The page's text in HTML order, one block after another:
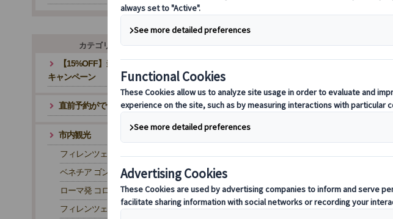
発・日本語公認ガイド付き）
カテゴリ・テーマから探す
【15%OFF】当サイトが最安値！夏旅応援
キャンペーン
直前予約ができるツアー
市内観光
フィレンツェ発 ウフィツィ美術館
ベネチア ゴンドラ観光
ローマ発 コロッセオ観光
フィレンツェ市内観光